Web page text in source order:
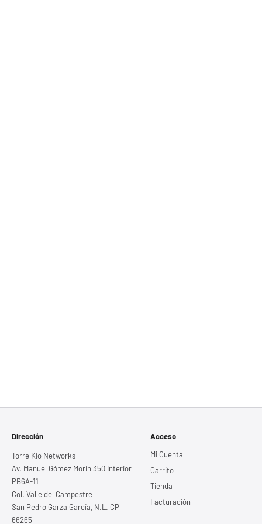
Dirección
Torre Kio Networks
Av. Manuel Gómez Morin 350 Interior
PB6A-11
Col. Valle del Campestre
San Pedro Garza García, N.L. CP
66265
Acceso
Mi Cuenta
Carrito
Tienda
Facturación